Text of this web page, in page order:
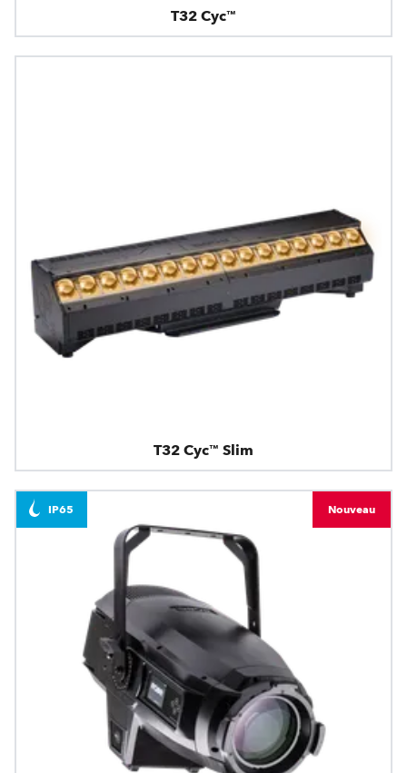
T32 Cyc™
T32 Cyc™ Slim
IP65 Nouveau